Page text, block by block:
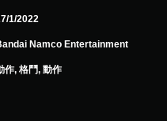
1/2022
Namco Entertainment
作, 格鬥, 動作